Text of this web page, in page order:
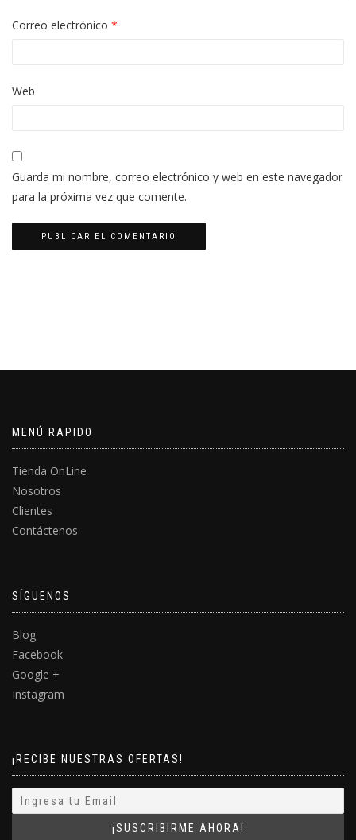
Correo electrónico *
Web
Guarda mi nombre, correo electrónico y web en este navegador
para la próxima vez que comente.
MENÚ RAPIDO
Tienda OnLine
Nosotros
Clientes
Contáctenos
SÍGUENOS
Blog
Facebook
Google +
Instagram
¡RECIBE NUESTRAS OFERTAS!